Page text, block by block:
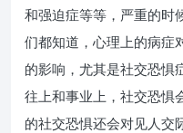
和强迫症等等，严重的时
们都知道，心理上的病症
的影响，尤其是社交恐惧
往上和事业上，社交恐惧
的社交恐惧还会对见人交